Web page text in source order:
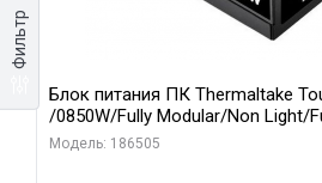
Фильтр
Блок питания ПК Thermaltake
/0850W/Fully Modular/Non Light/
Plus Platinum/EU/100% JP CAP/
Модель: 186505